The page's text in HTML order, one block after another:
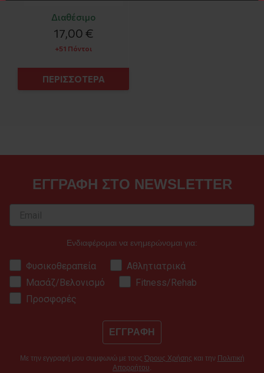
Διαθέσιμο
17,00 €
+51 Πόντοι
ΠΕΡΙΣΣΟΤΕΡΑ
ΕΓΓΡΑΦΗ ΣΤΟ NEWSLETTER
Ενδιαφέρομαι να ενημερώνομαι για:
Φυσικοθεραπεία
Αθλητιατρικά
Μασάζ/Βελονισμό
Fitness/Rehab
Προσφορές
ΕΓΓΡΑΦΗ
Με την εγγραφή μου συμφωνώ με τους Όρους Χρήσης και την Πολιτική
Απορρήτου.